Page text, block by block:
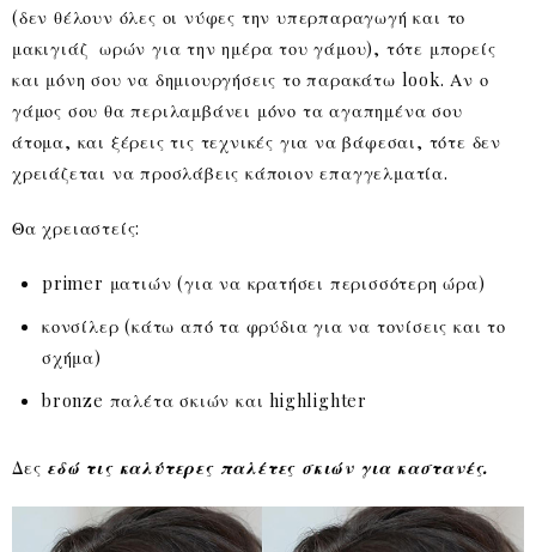
(δεν θέλουν όλες οι νύφες την υπερπαραγωγή και το
μακιγιάζ ωρών για την ημέρα του γάμου), τότε μπορείς
και μόνη σου να δημιουργήσεις το παρακάτω look. Αν ο
γάμος σου θα περιλαμβάνει μόνο τα αγαπημένα σου
άτομα, και ξέρεις τις τεχνικές για να βάφεσαι, τότε δεν
χρειάζεται να προσλάβεις κάποιον επαγγελματία.
Θα χρειαστείς:
primer ματιών (για να κρατήσει περισσότερη ώρα)
κονσίλερ (κάτω από τα φρύδια για να τονίσεις και το
σχήμα)
bronze παλέτα σκιών και highlighter
Δες εδώ τις καλύτερες παλέτες σκιών για καστανές.